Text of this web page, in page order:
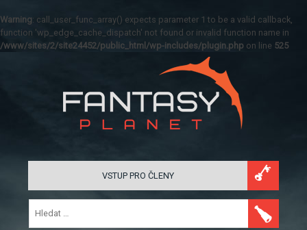
Warning: call_user_func_array() expects parameter 1 to be a valid callback,
function 'wp_edge_cache_dispatch' not found or invalid function name in
/www/sites/2/site24452/public_html/wp-includes/plugin.php on line 525
VSTUP PRO ČLENY